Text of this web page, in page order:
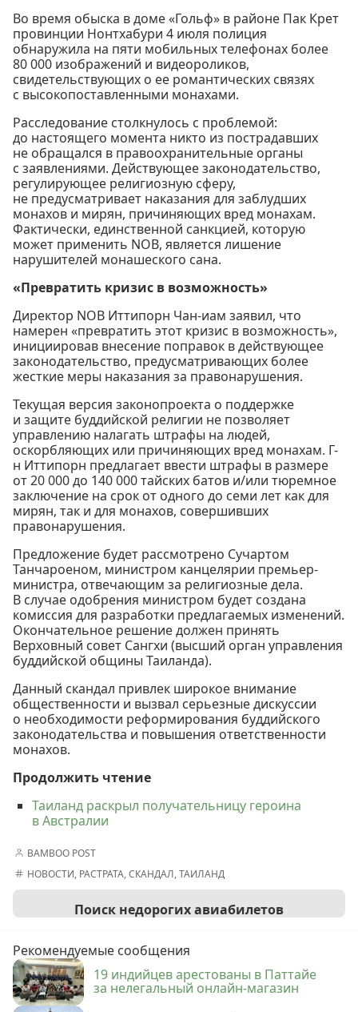
Во время обыска в доме «Гольф» в районе Пак Крет
провинции Нонтхабури 4 июля полиция
обнаружила на пяти мобильных телефонах более
80 000 изображений и видеороликов,
свидетельствующих о ее романтических связях
с высокопоставленными монахами.
Расследование столкнулось с проблемой:
до настоящего момента никто из пострадавших
не обращался в правоохранительные органы
с заявлениями. Действующее законодательство,
регулирующее религиозную сферу,
не предусматривает наказания для заблудших
монахов и мирян, причиняющих вред монахам.
Фактически, единственной санкцией, которую
может применить NOB, является лишение
нарушителей монашеского сана.
«Превратить кризис в возможность»
Директор NOB Иттипорн Чан-иам заявил, что
намерен «превратить этот кризис в возможность»,
инициировав внесение поправок в действующее
законодательство, предусматривающих более
жесткие меры наказания за правонарушения.
Текущая версия законопроекта о поддержке
и защите буддийской религии не позволяет
управлению налагать штрафы на людей,
оскорбляющих или причиняющих вред монахам. Г-
н Иттипорн предлагает ввести штрафы в размере
от 20 000 до 140 000 тайских батов и/или тюремное
заключение на срок от одного до семи лет как для
мирян, так и для монахов, совершивших
правонарушения.
Предложение будет рассмотрено Сучартом
Танчароеном, министром канцелярии премьер-
министра, отвечающим за религиозные дела.
В случае одобрения министром будет создана
комиссия для разработки предлагаемых изменений.
Окончательное решение должен принять
Верховный совет Сангхи (высший орган управления
буддийской общины Таиланда).
Данный скандал привлек широкое внимание
общественности и вызвал серьезные дискуссии
о необходимости реформирования буддийского
законодательства и повышения ответственности
монахов.
Продолжить чтение
Таиланд раскрыл получательницу героина
в Австралии
BAMBOO POST
НОВОСТИ, РАСТРАТА,СКАНДАЛ,ТАИЛАНД
Поиск недорогих авиабилетов
Рекомендуемые сообщения
19 индийцев арестованы в Паттайе
за нелегальный онлайн-магазин